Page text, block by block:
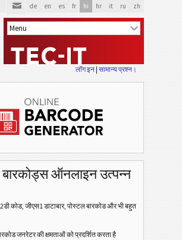
de en es fr hi hr it ru zh
लॉग इन|सामान्य प्रश्न।
ऑनलाइन उत्पन्न
कोड, जीएस1 डाटाबार, पोस्टल बारकोड और भी बहुत
जनरेटर की क्षमताओं को प्रदर्शित करता है